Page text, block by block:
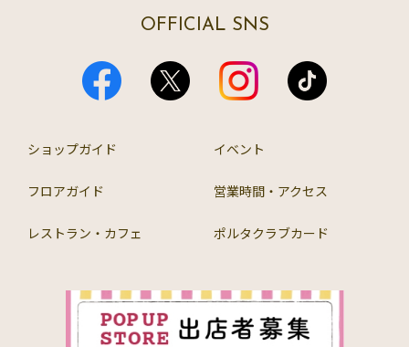
OFFICIAL SNS
ショップガイド イベント
フロアガイド 営業時間・アクセス
レストラン・カフェ ポルタクラブカード